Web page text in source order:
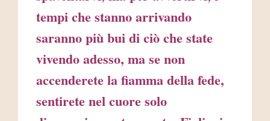
tempi che stanno arrivando
saranno più bui di ciò che state
vivendo adesso, ma se non
accenderete la fiamma della fede,
sentirete nel cuore solo